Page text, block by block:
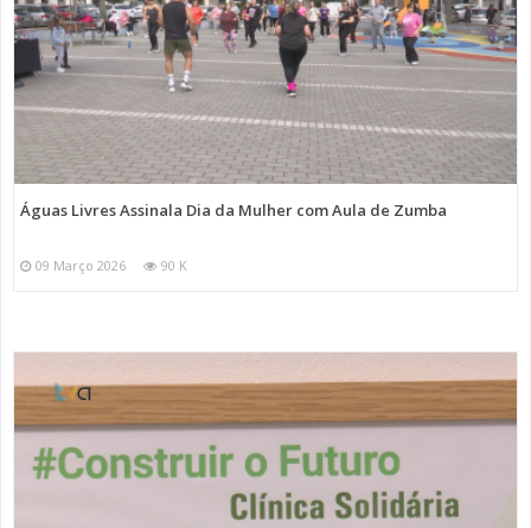
Águas Livres Assinala Dia da Mulher com Aula de Zumba
09 Março 2026 90 K